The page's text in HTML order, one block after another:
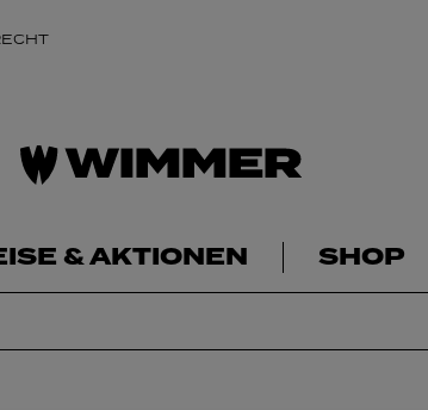
& AKTIONEN SHOP